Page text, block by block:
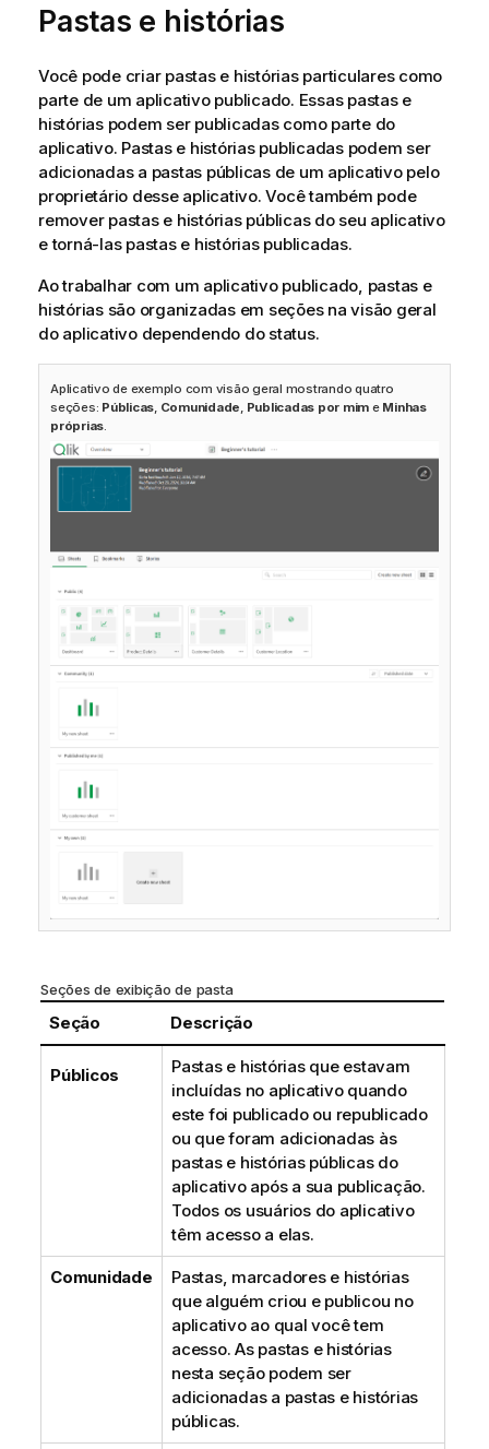
Pastas e histórias
Você pode criar pastas e histórias particulares como
parte de um aplicativo publicado. Essas pastas e
histórias podem ser publicadas como parte do
aplicativo. Pastas e histórias publicadas podem ser
adicionadas a pastas públicas de um aplicativo pelo
proprietário desse aplicativo. Você também pode
remover pastas e histórias públicas do seu aplicativo
e torná-las pastas e histórias publicadas.
Ao trabalhar com um aplicativo publicado, pastas e
histórias são organizadas em seções na visão geral
do aplicativo dependendo do status.
Aplicativo de exemplo com visão geral mostrando quatro
seções: Públicas, Comunidade, Publicadas por mim e Minhas
próprias.
Seções de exibição de pasta
Seção Descrição
Públicos
Pastas e histórias que estavam
incluídas no aplicativo quando
este foi publicado ou republicado
ou que foram adicionadas às
pastas e histórias públicas do
aplicativo após a sua publicação.
Todos os usuários do aplicativo
têm acesso a elas.
Comunidade
Pastas, marcadores e histórias
que alguém criou e publicou no
aplicativo ao qual você tem
acesso. As pastas e histórias
nesta seção podem ser
adicionadas a pastas e histórias
públicas.